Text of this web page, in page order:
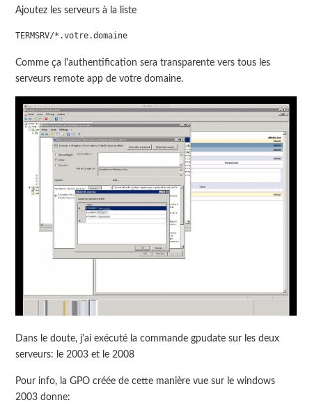
Ajoutez les serveurs à la liste
Comme ça l'authentification sera transparente vers tous les
serveurs remote app de votre domaine.
Dans le doute, j'ai exécuté la commande gpudate sur les deux
serveurs: le 2003 et le 2008
Pour info, la GPO créée de cette manière vue sur le windows
2003 donne: